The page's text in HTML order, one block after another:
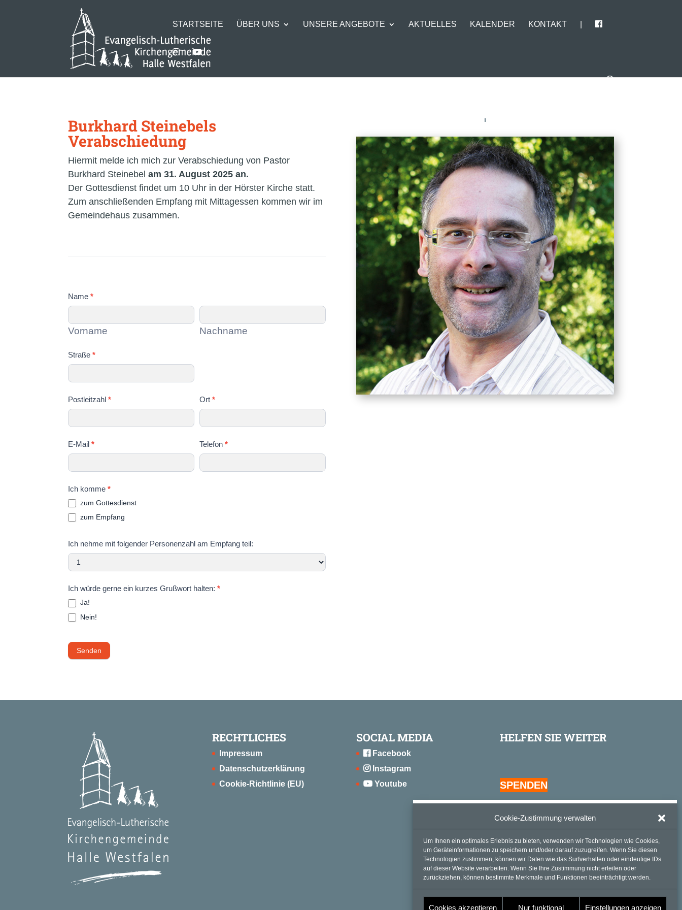
Cookie-Zustimmung verwalten
Um Ihnen ein optimales Erlebnis zu bieten, verwenden wir Technologien wie Cookies,
um Geräteinformationen zu speichern und/oder darauf zuzugreifen. Wenn Sie diesen
Technologien zustimmen, können wir Daten wie das Surfverhalten oder eindeutige IDs
auf dieser Website verarbeiten. Wenn Sie Ihre Zustimmung nicht erteilen oder
zurückziehen, können bestimmte Merkmale und Funktionen beeinträchtigt werden.
Cookies akzeptieren Nur funktional Einstellungen anzeigen
STARTSEITE ÜBER UNS UNSERE ANGEBOTE AKTUELLES KALENDER KONTAKT
Burkhard Steinebels
Verabschiedung
Hiermit melde ich mich zur Verabschiedung von Pastor
Burkhard Steinebelam 31. August 2025 an.
Der Gottesdienst findet um 10 Uhr in der Hörster Kirche statt.
Zum anschließenden Empfang mit Mittagessen kommen wir im
Gemeindehaus zusammen.
Name*
Vorname
Vorname
Nachname
Nachname
Straße*
Postleitzahl* Ort*
E-Mail* Telefon*
Ich komme*
zum Gottesdienst
zum Empfang
Ich nehme mit folgender Personenzahl am Empfang teil:
Ich würde gerne ein kurzes Grußwort halten:*
Ja!
Nein!
Senden
RECHTLICHES
Impressum
Datenschutzerklärung
Cookie-Richtlinie (EU)
SOCIAL MEDIA
Facebook
Instagram
Youtube
HELFEN SIE WEITER
SPENDEN